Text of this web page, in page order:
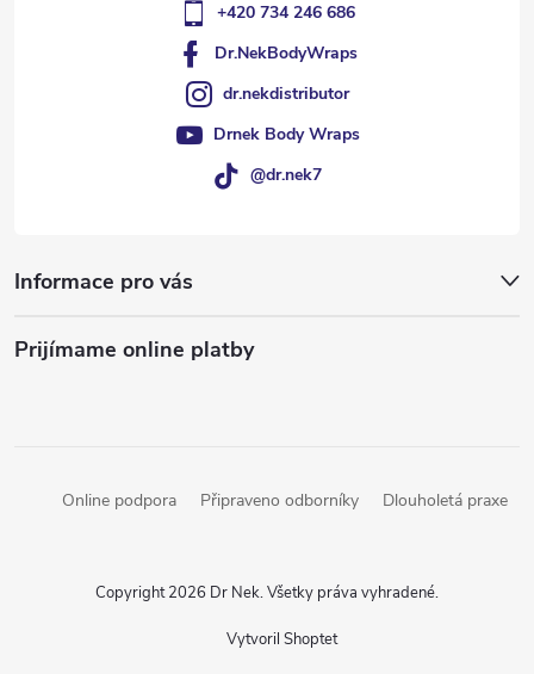
+420 734 246 686
Dr.NekBodyWraps
dr.nekdistributor
Drnek Body Wraps
@dr.nek7
Informace pro vás
Prijímame online platby
Online podpora Připraveno odborníky Dlouholetá praxe
Vytvoril Shoptet
Copyright 2026 Dr Nek. Všetky práva vyhradené.